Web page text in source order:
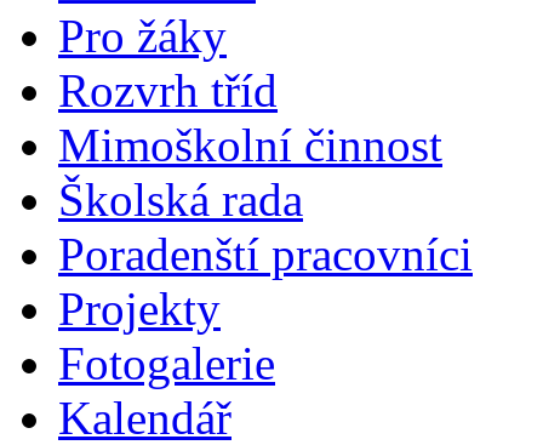
Pro žáky
Rozvrh tříd
Mimoškolní činnost
Školská rada
Poradenští pracovníci
Projekty
Fotogalerie
Kalendář